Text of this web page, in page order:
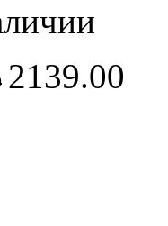
2139.00